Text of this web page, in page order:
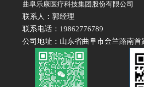
曲阜乐康医疗科技集团股份有限公司
联系人：郭经理
联系电话：19862776789
公司地址：山东省曲阜市金兰路南首